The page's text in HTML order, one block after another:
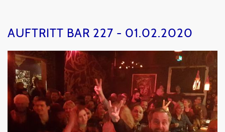
AUFTRITT BAR 227 - 01.02.2020